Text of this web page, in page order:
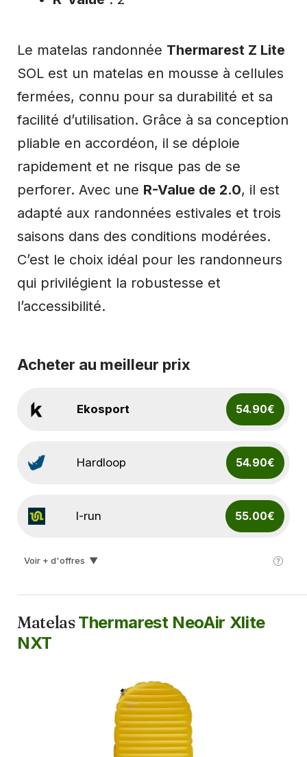
Le matelas randonnée Thermarest Z Lite
SOL est un matelas en mousse à cellules
fermées, connu pour sa durabilité et sa
facilité d’utilisation. Grâce à sa conception
pliable en accordéon, il se déploie
rapidement et ne risque pas de se
perforer. Avec une R-Value de 2.0, il est
adapté aux randonnées estivales et trois
saisons dans des conditions modérées.
C’est le choix idéal pour les randonneurs
qui privilégient la robustesse et
l’accessibilité.
Acheter au meilleur prix
Ekosport 54.90€
Hardloop 54.90€
I-run 55.00€
Snowleader 55.90€
Voir + d'offres ▼
MatelasThermarest NeoAir Xlite
NXT